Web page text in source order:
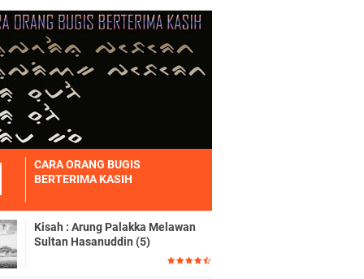
CARA ORANG BUGIS
BERTERIMA KASIH
Kisah : Arung Palakka Melawan
Sultan Hasanuddin (5)